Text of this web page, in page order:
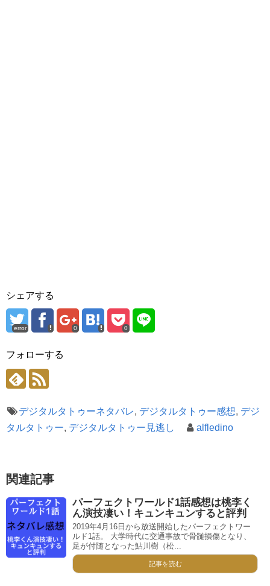
シェアする
error 0 0
フォローする
デジタルタトゥーネタバレ, デジタルタトゥー感想, デジ
タルタトゥー, デジタルタトゥー見逃し alfledino
関連記事
パーフェクトワールド1話感想は桃李く
ん演技凄い！キュンキュンすると評判
2019年4月16日から放送開始したパーフェクトワー
ルド1話。 大学時代に交通事故で骨髄損傷となり、
足が付随となった鮎川樹（松...
記事を読む